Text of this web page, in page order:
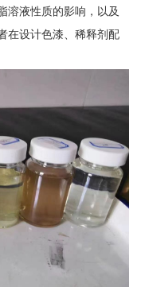
溶液性质的影响，以及
在设计色漆、稀释剂配